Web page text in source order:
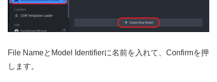
File NameとModel Identifierに名前を入れて、Confirmを押
します。